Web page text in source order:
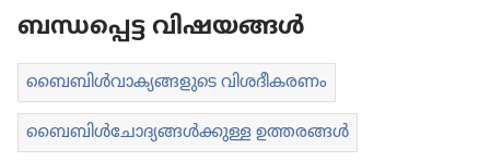
ബന്ധപ്പെട്ട വിഷയങ്ങൾ
ബൈബിൾവാ​ക്യ​ങ്ങ​ളു​ടെ വിശദീ​ക​രണം
ബൈബിൾചോ​ദ്യ​ങ്ങൾക്കുള്ള ഉത്തരങ്ങൾ